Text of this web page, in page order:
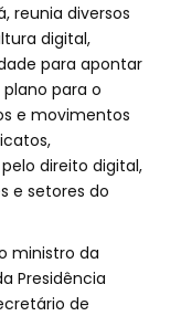
reunia diversos
digital,
para apontar
para o
e movimentos
direito digital,
e setores do
ministro da
Presidência
de